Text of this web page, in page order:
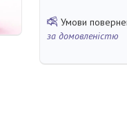
за домовленістю